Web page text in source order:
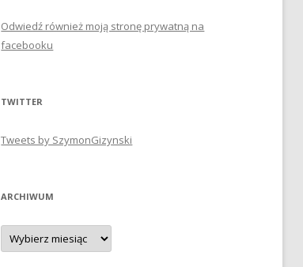
Odwiedź również moją stronę prywatną na
facebooku
TWITTER
Tweets by SzymonGizynski
ARCHIWUM
Archiwum